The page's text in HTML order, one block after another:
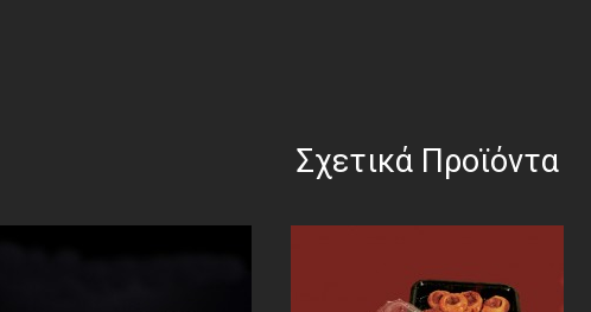
Σχετικά Προϊόντα